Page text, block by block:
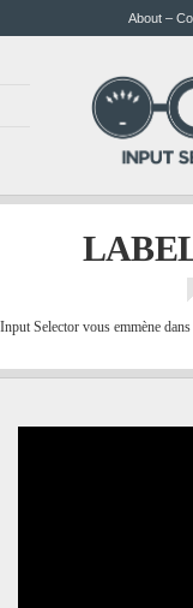
About –
Selector vous emmène